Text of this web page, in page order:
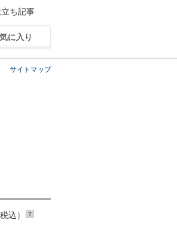
立ち記事
に入り
サイトマップ
税込）